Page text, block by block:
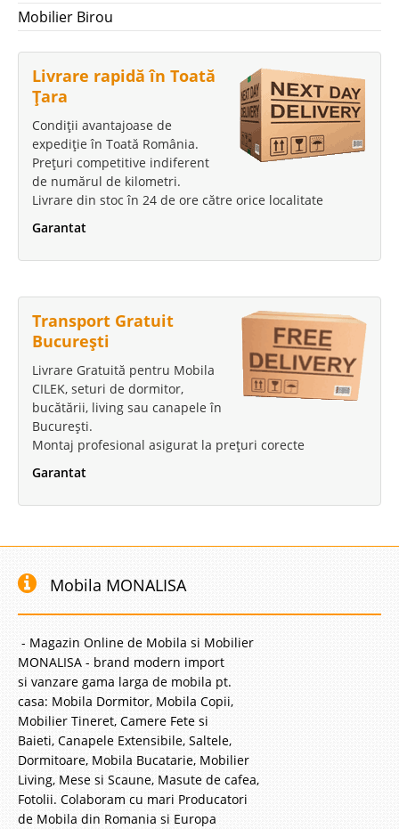
Mobilier Birou
Livrare rapidă în Toată
Țara
Condiții avantajoase de
expediție în Toată România.
Prețuri competitive indiferent
de numărul de kilometri.
Livrare din stoc în 24 de ore către orice localitate
Garantat
Transport Gratuit
București
Livrare Gratuită pentru Mobila
CILEK, seturi de dormitor,
bucătării, living sau canapele în
București.
Montaj profesional asigurat la prețuri corecte
Garantat
Mobila MONALISA
- Magazin Online de Mobila si Mobilier
MONALISA - brand modern import
si vanzare gama larga de mobila pt.
casa: Mobila Dormitor, Mobila Copii,
Mobilier Tineret, Camere Fete si
Baieti, Canapele Extensibile, Saltele,
Dormitoare, Mobila Bucatarie, Mobilier
Living, Mese si Scaune, Masute de cafea,
Fotolii. Colaboram cu mari Producatori
de Mobila din Romania si Europa